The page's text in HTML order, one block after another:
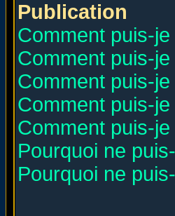
Publication
Comment puis-
Comment puis-
Comment puis-
Comment puis-
Comment puis-
Pourquoi ne
Pourquoi ne